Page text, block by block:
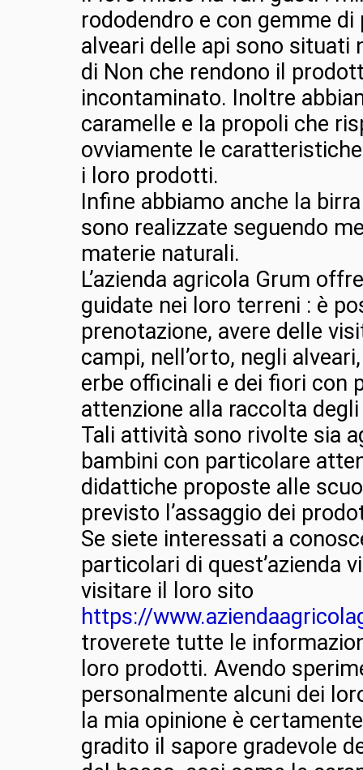
rododendro e con gemme di
alveari delle api sono situati
di Non che rendono il
incontaminato. Inoltre
caramelle e la propoli che
ovviamente le
i loro prodotti.
Infine abbiamo anche la
sono realizzate seguendo
materie naturali.
L’azienda agricola Grum
guidate nei loro terreni : è
prenotazione, avere delle
campi, nell’orto, negli
erbe officinali e dei fiori con
attenzione alla raccolta
Tali attività sono rivolte sia
bambini con particolare
didattiche proposte alle
previsto l’assaggio dei
Se siete interessati a
particolari di quest’azienda
visitare il loro sito
https://
troverete tutte le
loro prodotti. Avendo
personalmente alcuni dei
la mia opinione è
gradito il sapore gradevole